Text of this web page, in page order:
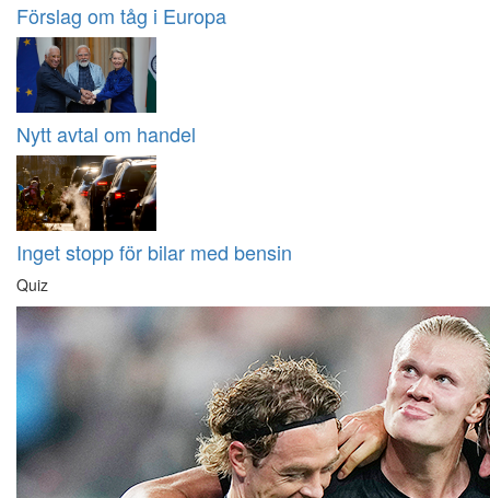
Förslag om tåg i Europa
Nytt avtal om handel
Inget stopp för bilar med bensin
Quiz